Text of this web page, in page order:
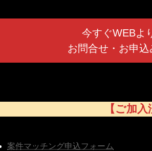
今すぐWEBよ
お問合せ・お申
【ご加
案件マッチング申込フォーム